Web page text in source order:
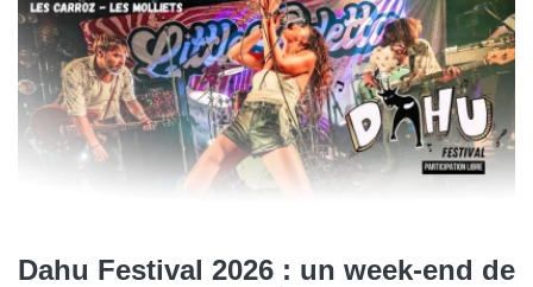
Dahu Festival 2026 : un week-end de